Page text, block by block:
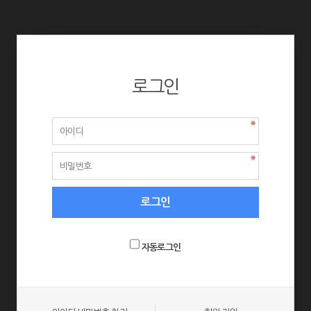
로그인
자동로그인